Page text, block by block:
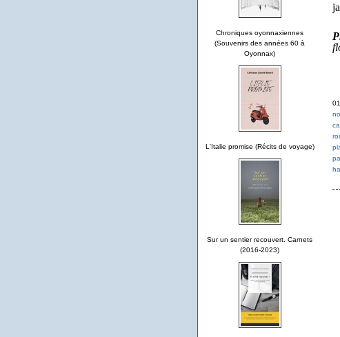
Chroniques oyonnaxiennes
(Souvenirs des années 60 à
Oyonnax)
L'Italie promise (Récits de voyage)
Sur un sentier recouvert. Carnets
(2016-2023)